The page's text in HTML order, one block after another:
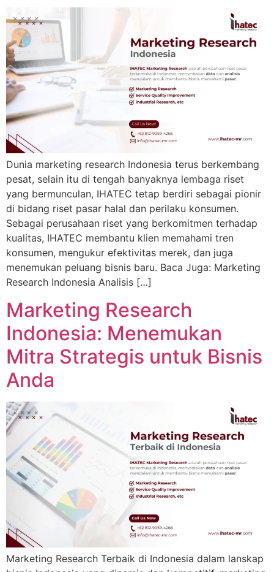
Dunia marketing research Indonesia terus berkembang
pesat, selain itu di tengah banyaknya lembaga riset
yang bermunculan, IHATEC tetap berdiri sebagai pionir
di bidang riset pasar halal dan perilaku konsumen.
Sebagai perusahaan riset yang berkomitmen terhadap
kualitas, IHATEC membantu klien memahami tren
konsumen, mengukur efektivitas merek, dan juga
menemukan peluang bisnis baru. Baca Juga: Marketing
Research Indonesia Analisis […]
Marketing Research
Indonesia: Menemukan
Mitra Strategis untuk Bisnis
Anda
Marketing Research Terbaik di Indonesia dalam lanskap